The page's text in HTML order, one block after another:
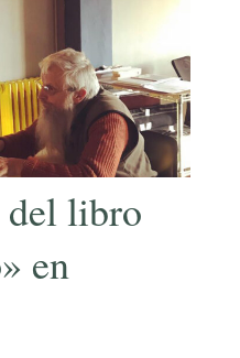
del libro
en